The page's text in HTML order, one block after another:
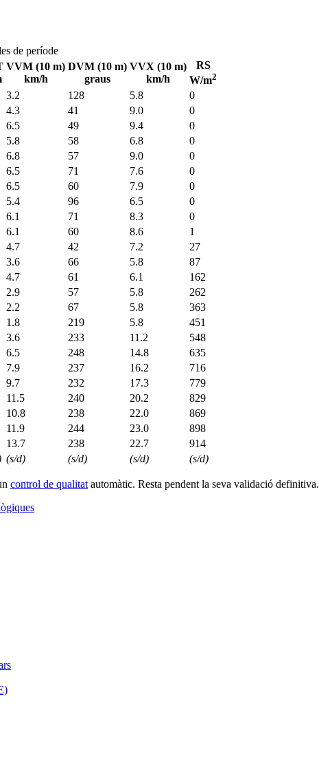
de període
VVM (10 m)
km/h
DVM (10 m)
graus
VVX (10 m)
km/h
RS
W/m2
3.2 128 5.8
0
4.3 41 9.0
0
6.5 49 9.4
0
5.8 58 6.8
0
6.8 57 9.0
0
6.5 71 7.6
0
6.5 60 7.9
0
5.4 96 6.5
0
6.1 71 8.3
0
6.1 60 8.6
1
4.7 42 7.2
27
3.6 66 5.8
87
4.7 61 6.1
162
2.9 57 5.8
262
2.2 67 5.8
363
1.8 219 5.8
451
3.6 233 11.2
548
6.5 248 14.8
635
7.9 237 16.2
716
9.7 232 17.3
779
11.5 240 20.2
829
10.8 238 22.0
869
11.9 244 23.0
898
13.7 238 22.7
914
(s/d) (s/d) (s/d) (s/d)
control de qualitat automàtic. Resta pendent la seva validació definitiva.